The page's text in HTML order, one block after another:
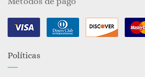
Políticas